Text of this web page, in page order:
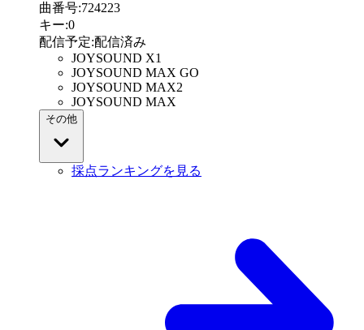
曲番号:724223
キー:0
配信予定:配信済み
JOYSOUND X1
JOYSOUND MAX GO
JOYSOUND MAX2
JOYSOUND MAX
その他
採点ランキングを見る